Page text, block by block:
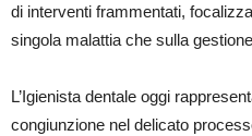
di interventi frammentati,
singola malattia che sulla
L’Igienista dentale oggi
congiunzione nel delicato